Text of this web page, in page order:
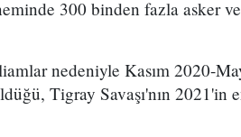
300 binden fazla asker
nedeniyle Kasım 2020-
Tigray Savaşı'nın 2021'in